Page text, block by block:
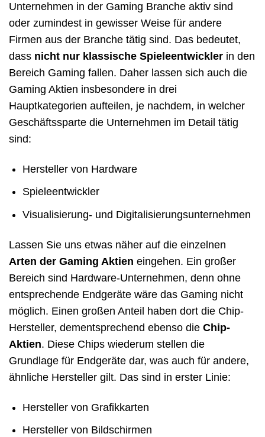
Unternehmen in der Gaming Branche aktiv sind
oder zumindest in gewisser Weise für andere
Firmen aus der Branche tätig sind. Das bedeutet,
dass nicht nur klassische Spieleentwickler in den
Bereich Gaming fallen. Daher lassen sich auch die
Gaming Aktien insbesondere in drei
Hauptkategorien aufteilen, je nachdem, in welcher
Geschäftssparte die Unternehmen im Detail tätig
sind:
Hersteller von Hardware
Spieleentwickler
Visualisierung- und Digitalisierungsunternehmen
Lassen Sie uns etwas näher auf die einzelnen
Arten der Gaming Aktien eingehen. Ein großer
Bereich sind Hardware-Unternehmen, denn ohne
entsprechende Endgeräte wäre das Gaming nicht
möglich. Einen großen Anteil haben dort die Chip-
Hersteller, dementsprechend ebenso die Chip-
Aktien. Diese Chips wiederum stellen die
Grundlage für Endgeräte dar, was auch für andere,
ähnliche Hersteller gilt. Das sind in erster Linie:
Hersteller von Grafikkarten
Hersteller von Bildschirmen